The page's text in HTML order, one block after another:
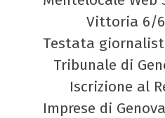
Vittoria 6/6
Testata
Tribunale di
Iscrizione al
Imprese di